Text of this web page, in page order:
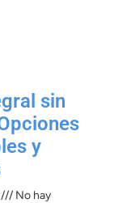
sin
y
No hay